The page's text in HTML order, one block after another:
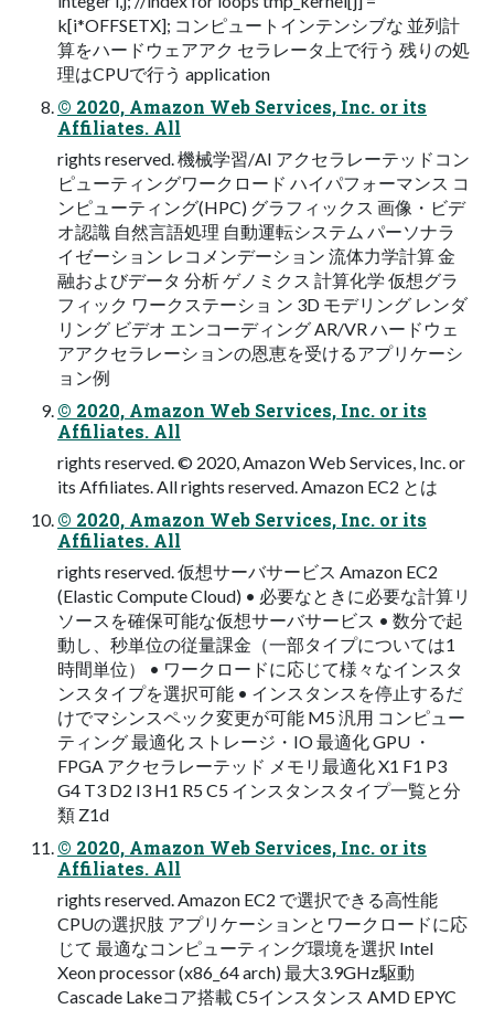
k[i*OFFSETX]; コンピュートインテンシブな 並列計
算をハードウェアアク セラレータ上で行う 残りの処
理はCPUで行う application
© 2020, Amazon Web Services, Inc. or its
Affiliates. All
rights reserved. 機械学習/AI アクセラレーテッドコン
ピューティングワークロード ハイパフォーマンス コ
ンピューティング(HPC) グラフィックス 画像・ビデ
オ認識 自然言語処理 自動運転システム パーソナラ
イゼーション レコメンデーション 流体力学計算 金
融およびデータ 分析 ゲノミクス 計算化学 仮想グラ
フィック ワークステーショ ン 3D モデリング レンダ
リング ビデオ エンコーディング AR/VR ハードウェ
アアクセラレーションの恩恵を受けるアプリケーシ
ョン例
© 2020, Amazon Web Services, Inc. or its
Affiliates. All
rights reserved. © 2020, Amazon Web Services, Inc. or
its Affiliates. All rights reserved. Amazon EC2 とは
© 2020, Amazon Web Services, Inc. or its
Affiliates. All
rights reserved. 仮想サーバサービス Amazon EC2
(Elastic Compute Cloud) • 必要なときに必要な計算リ
ソースを確保可能な仮想サーバサービス • 数分で起
動し、秒単位の従量課金（一部タイプについては1
時間単位） • ワークロードに応じて様々なインスタ
ンスタイプを選択可能 • インスタンスを停止するだ
けでマシンスペック変更が可能 M5 汎用 コンピュー
ティング 最適化 ストレージ・IO 最適化 GPU ・
FPGA アクセラレーテッド メモリ最適化 X1 F1 P3
G4 T3 D2 I3 H1 R5 C5 インスタンスタイプ一覧と分
類 Z1d
© 2020, Amazon Web Services, Inc. or its
Affiliates. All
rights reserved. Amazon EC2 で選択できる高性能
CPUの選択肢 アプリケーションとワークロードに応
じて 最適なコンピューティング環境を選択 Intel
Xeon processor (x86_64 arch) 最大3.9GHz駆動
Cascade Lakeコア搭載 C5インスタンス AMD EPYC